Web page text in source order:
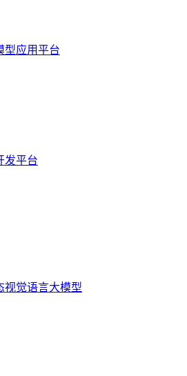
型应用平台
发平台
视觉语言大模型